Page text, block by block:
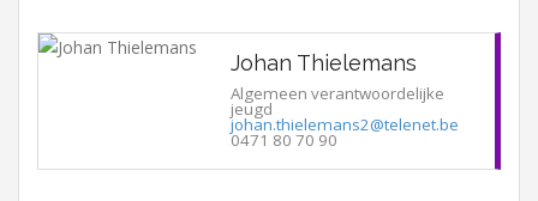
Johan Thielemans
Algemeen verantwoordelijke
jeugd
johan.thielemans2@telenet.be
0471 80 70 90